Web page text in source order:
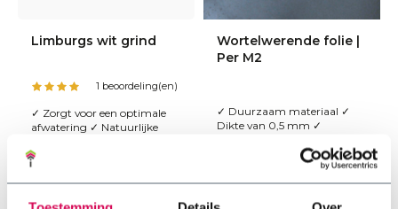
Limburgs wit grind
1 beoordeling(en)
✓ Zorgt voor een optimale
afwatering ✓ Natuurlijke
wordt minder heet
€6,85
Wortelwerende folie |
Per M2
✓ Duurzaam materiaal ✓
Dikte van 0,5 mm ✓
€4,45